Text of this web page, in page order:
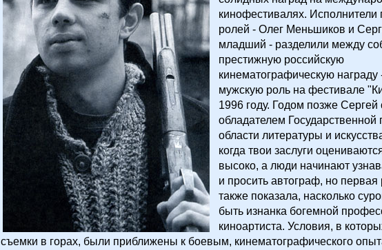
кинофестивалях. Исполнители
ролей - Олег Меньшиков и
младший - разделили между
престижную российскую
кинематографическую
мужскую роль на фестивале
1996 году. Годом позже Сергей
обладателем Государственной
области литературы и
когда твои заслуги
высоко, а люди начинают
и просить автограф, но первая
также показала, насколько
быть изнанка богемной
киноартиста. Условия, в
съемки в горах, были приближены к боевым, кинематографического